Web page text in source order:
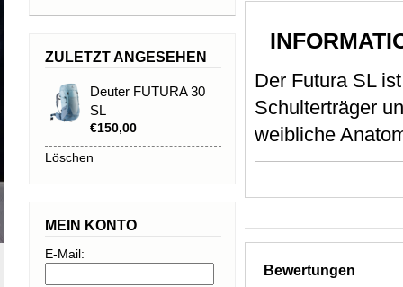
Der Futura SL
Schulterträger
weibliche
Tragekomfort
das separate
Rucksacks
Bewertungen
ZULETZT ANGESEHEN
Deuter FUTURA 30
SL
€150,00
Löschen
MEIN KONTO
E-Mail: